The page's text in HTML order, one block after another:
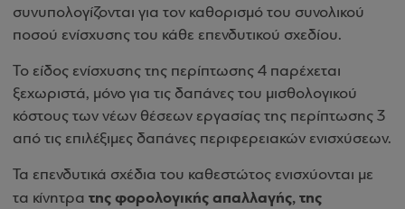
συνυπολογίζονται για τον καθορισμό του συνολικού
ποσού ενίσχυσης του κάθε επενδυτικού σχεδίου.
Το είδος ενίσχυσης της περίπτωσης 4 παρέχεται
ξεχωριστά, μόνο για τις δαπάνες του μισθολογικού
κόστους των νέων θέσεων εργασίας της περίπτωσης 3
από τις επιλέξιμες δαπάνες περιφερειακών ενισχύσεων.
Τα επενδυτικά σχέδια του καθεστώτος ενισχύονται με
τα κίνητρα της φορολογικής απαλλαγής, της